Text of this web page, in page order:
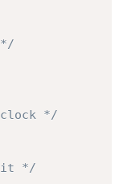
*/
clock */
*/